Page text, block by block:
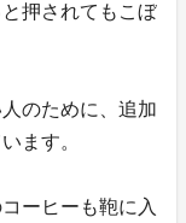
押されてもこぼ
のために、追加
ます。
ーヒーも鞄に入